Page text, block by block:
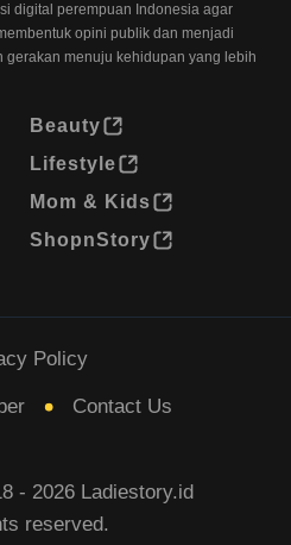
digital perempuan Indonesia agar
opini publik dan menjadi
gerakan menuju kehidupan yang lebih
Beauty
Lifestyle
Mom & Kids
ShopnStory
Policy
Contact Us
- 2026 Ladiestory.id
reserved.